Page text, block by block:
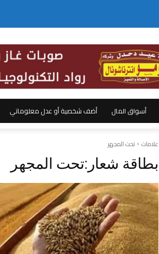
أسواق المال أضف شخصية أو عدل معلوماتي
علامات تحت المجهر
بطاقة شعار:تحت المجهر